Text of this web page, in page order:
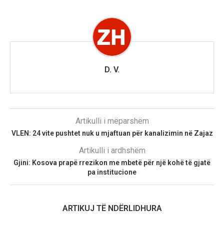
D. V.
Artikulli i mëparshëm
VLEN: 24 vite pushtet nuk u mjaftuan për kanalizimin në Zajaz
Artikulli i ardhshëm
Gjini: Kosova prapë rrezikon me mbetë për një kohë të gjatë
pa institucione
ARTIKUJ TË NDËRLIDHURA